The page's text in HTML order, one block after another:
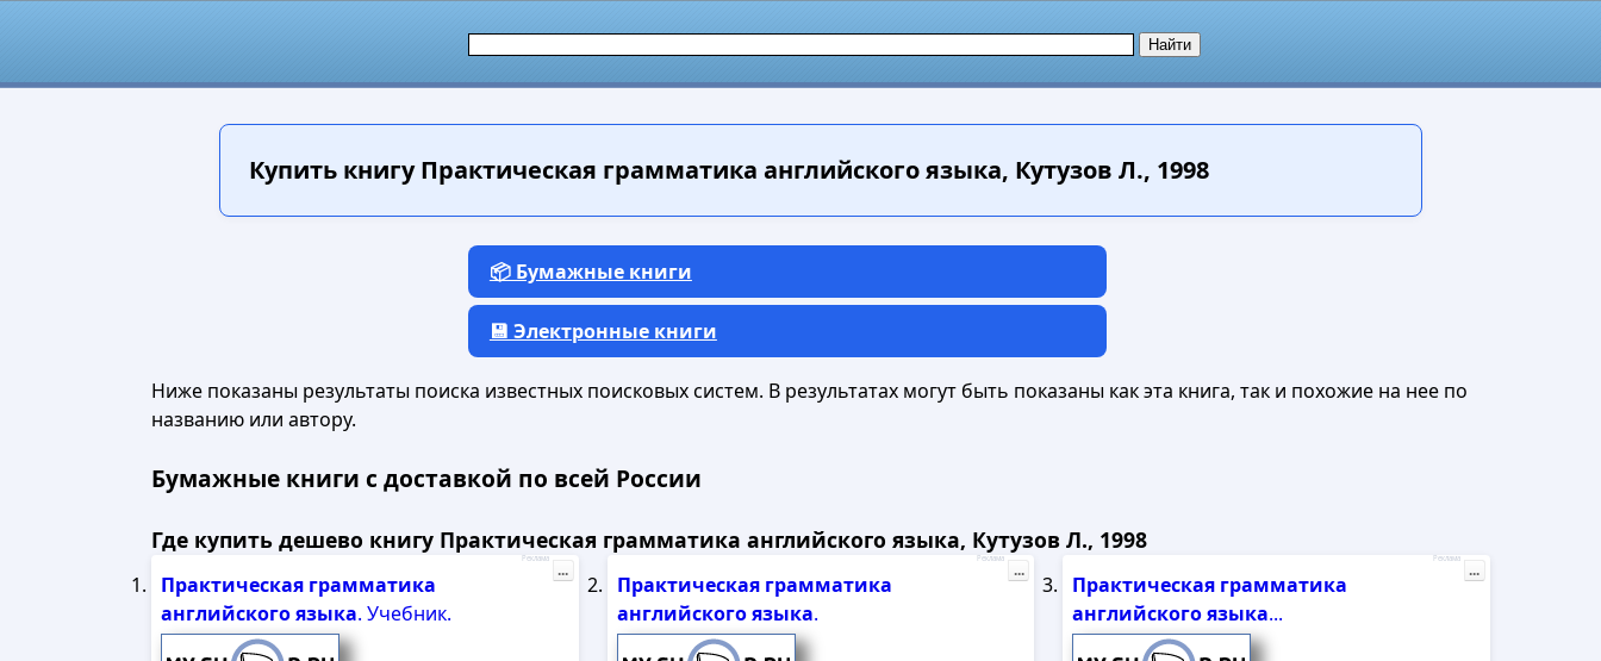
Купить книгуПрактическая грамматика английского языка, Кутузов Л., 1998
📦 Бумажные книги
💾 Электронные книги
Ниже показаны результаты поиска известных поисковых систем. В результатах могут быть показаны как эта книга, так и похожие на нее по
названию или автору.
Бумажные книги с доставкой по всей России
Где купить дешево книгу Практическая грамматика английского языка, Кутузов Л., 1998
Практическая грамматика
английскогоязыка. Учебник.
Реклама
...
Практическая грамматика
английскогоязыка.
Реклама
...
Практическая грамматика
английскогоязыка...
Реклама
...